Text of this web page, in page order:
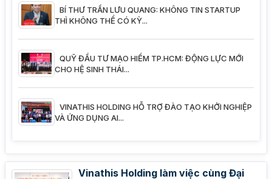
BÍ THƯ TRẦN LƯU QUANG: KHÔNG TIN STARTUP
THÌ KHÔNG THỂ CÓ KỲ...
QUỸ ĐẦU TƯ MẠO HIỂM TP.HCM: ĐỘNG LỰC MỚI
CHO HỆ SINH THÁI...
VINATHIS HOLDING HỖ TRỢ ĐÀO TẠO KHỞI NGHIỆP
VÀ ỨNG DỤNG AI...
Vinathis Holding làm việc cùng Đại